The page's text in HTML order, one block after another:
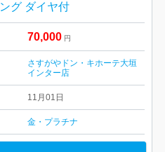
グ ダイヤ付
70,000 円
さすがやドン・キホーテ大垣
インター店
11月01日
金・プラチナ